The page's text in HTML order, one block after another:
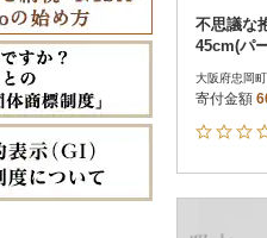
不思議
45cm(パ
大阪府忠岡町
寄付金額